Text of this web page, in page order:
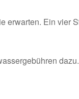
erwarten. Ein vier